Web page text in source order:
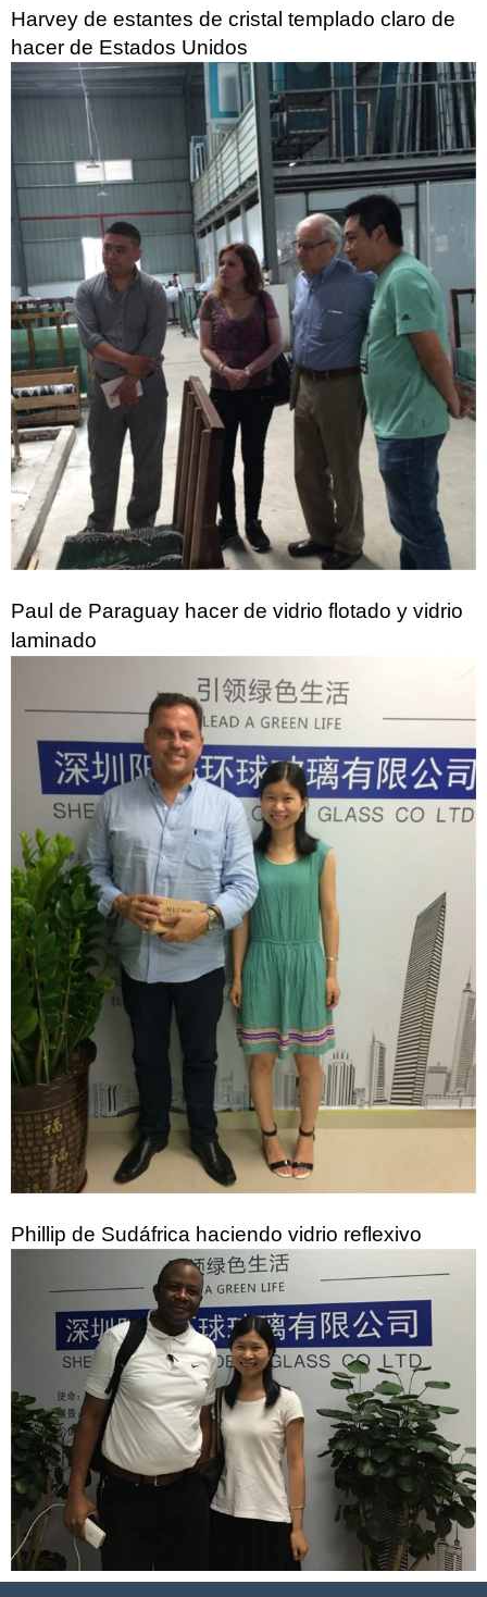
Harvey de estantes de cristal templado claro de
hacer de Estados Unidos
Paul de Paraguay hacer de vidrio flotado y vidrio
laminado
Phillip de Sudáfrica haciendo vidrio reflexivo